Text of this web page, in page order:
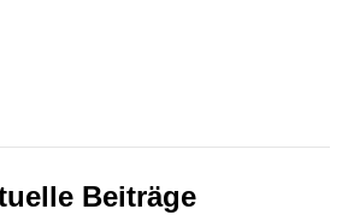
Beiträge